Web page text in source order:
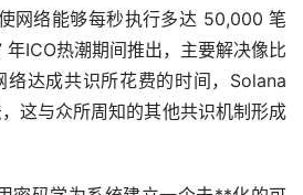
网络能够每秒执行多达 50,000 笔
ICO热潮期间推出，主要解决像比
络达成共识所花费的时间，Solana
这与众所周知的其他共识机制形成